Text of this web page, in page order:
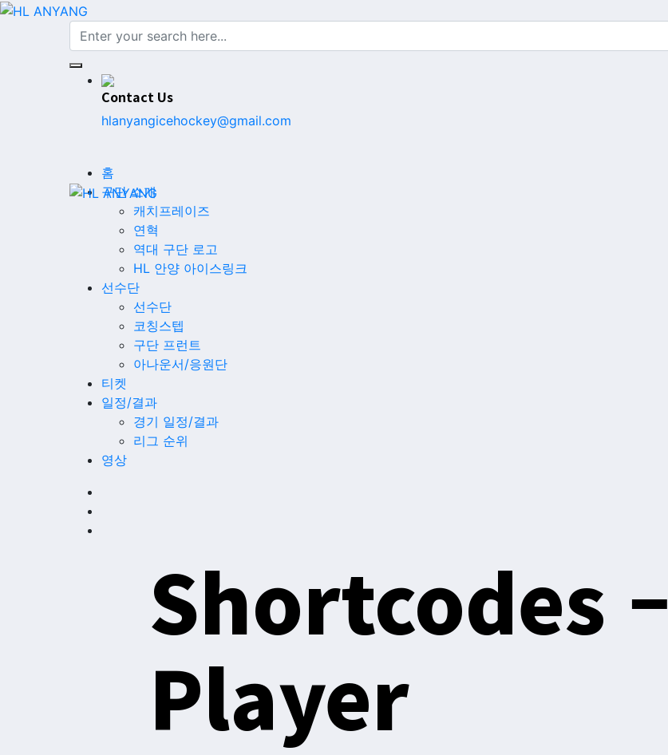
Contact Us
hlanyangicehockey@gmail.com
홈
구단 소개
캐치프레이즈
연혁
역대 구단 로고
HL 안양 아이스링크
선수단
선수단
코칭스텝
구단 프런트
아나운서/응원단
티켓
일정/결과
경기 일정/결과
리그 순위
영상
Shortcodes –
Player